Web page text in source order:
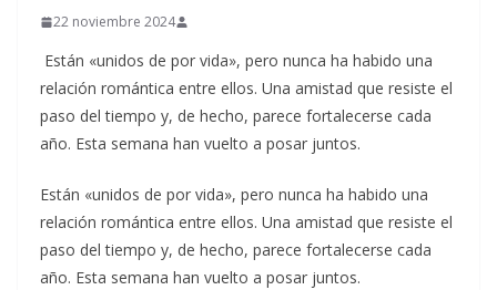
22 noviembre 2024
Están «unidos de por vida», pero nunca ha habido una
relación romántica entre ellos. Una amistad que resiste el
paso del tiempo y, de hecho, parece fortalecerse cada
año. Esta semana han vuelto a posar juntos.
​Están «unidos de por vida», pero nunca ha habido una
relación romántica entre ellos. Una amistad que resiste el
paso del tiempo y, de hecho, parece fortalecerse cada
año. Esta semana han vuelto a posar juntos.